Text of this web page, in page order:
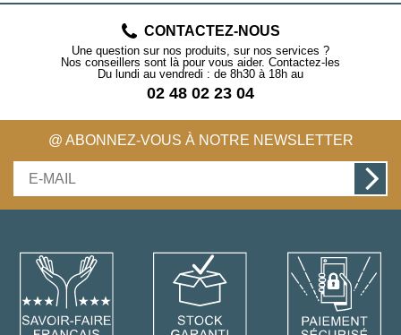
CONTACTEZ-NOUS
Une question sur nos produits, sur nos services ?
Nos conseillers sont là pour vous aider. Contactez-les
Du lundi au vendredi : de 8h30 à 18h au
02 48 02 23 04
@ ABONNEZ-VOUS À NOTRE NEWSLETTER